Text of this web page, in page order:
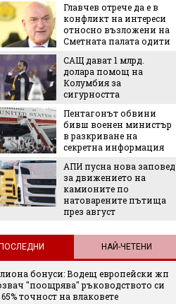
Главчев отрече да е в
конфликт на интереси
относно възложени на
Сметната палата одити
САЩ дават 1 млрд.
долара помощ на
Колумбия за
сигурността
Пентагонът обвини
бивш военен министър
в разкриване на
секретна информация
АПИ пусна нова заповед
за движението на
камионите по
натоварените пътища
през август
НАЙ-ЧЕТЕНИ
бонуси: Водещ европейски жп
"поощрява" ръководството си
точност на влаковете